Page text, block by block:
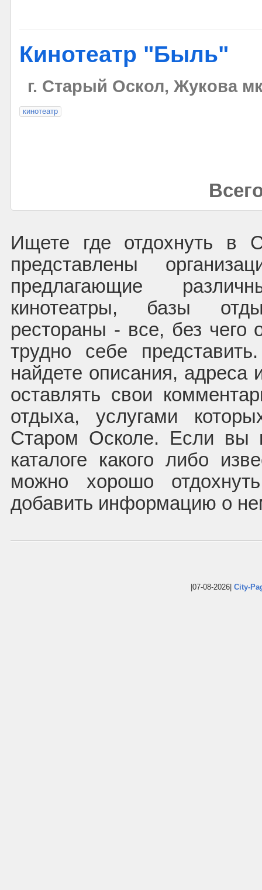
Кинотеатр "Быль"
г. Старый Оскол, Жукова
кинотеатр
Ищете где отдохнуть в
представлены
предлагающие
кинотеатры, базы
рестораны - все, без
трудно себе
найдете описания,
оставлять свои
отдыха, услугами
Старом Осколе. Если вы
каталоге какого либо
можно хорошо
добавить информацию о
|07-08-2026| City-